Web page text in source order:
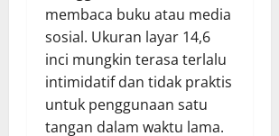
membaca buku atau media
sosial. Ukuran layar 14,6
inci mungkin terasa terlalu
intimidatif dan tidak praktis
untuk penggunaan satu
tangan dalam waktu lama.